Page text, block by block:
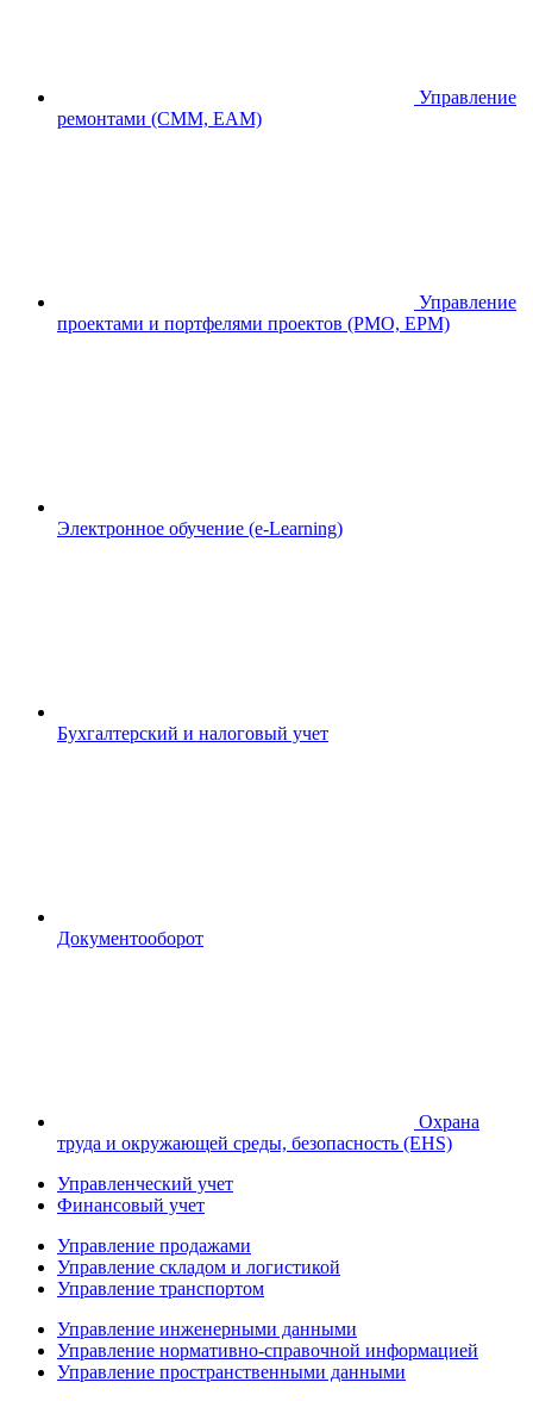
Управление
ремонтами (CMM, EAM)
Управление
проектами и портфелями проектов (PMO, EPM)
Электронное обучение (e-Learning)
Бухгалтерский и налоговый учет
Документооборот
Охрана
труда и окружающей среды, безопасность (EHS)
Управленческий учет
Финансовый учет
Управление продажами
Управление складом и логистикой
Управление транспортом
Управление инженерными данными
Управление нормативно-справочной информацией
Управление пространственными данными